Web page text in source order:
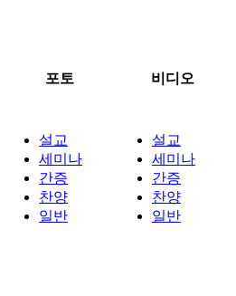
포토 비디오
설교
세미나
간증
찬양
일반
설교
세미나
간증
찬양
일반